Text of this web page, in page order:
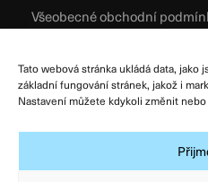
Tato webová stránka ukládá data,
základní fungování stránek, jakož i
Nastavení můžete kdykoli změnit
Všeobecné obchodní